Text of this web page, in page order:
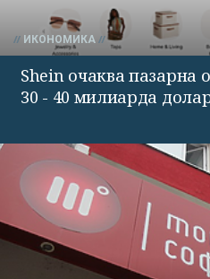
ИКОНОМИКА
Shein очаква пазарна
30 - 40 милиарда